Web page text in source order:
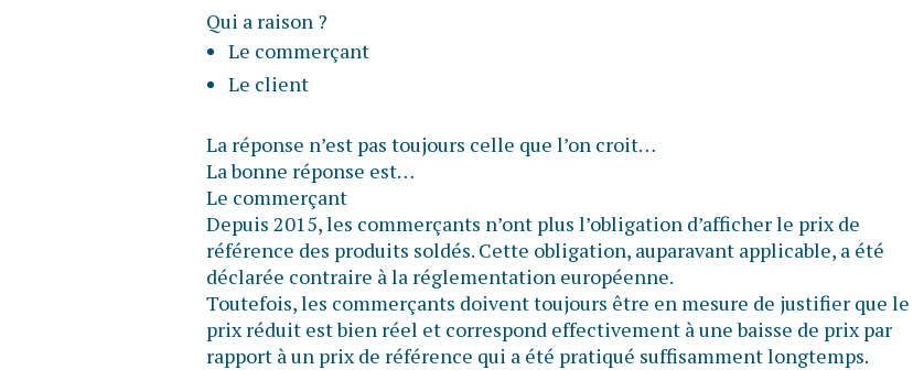
Qui a raison ?
Le commerçant
Le client
La réponse n’est pas toujours celle que l’on croit…
La bonne réponse est…
Le commerçant
Depuis 2015, les commerçants n’ont plus l’obligation d’afficher le prix de
référence des produits soldés. Cette obligation, auparavant applicable, a été
déclarée contraire à la réglementation européenne.
Toutefois, les commerçants doivent toujours être en mesure de justifier que le
prix réduit est bien réel et correspond effectivement à une baisse de prix par
rapport à un prix de référence qui a été pratiqué suffisamment longtemps.